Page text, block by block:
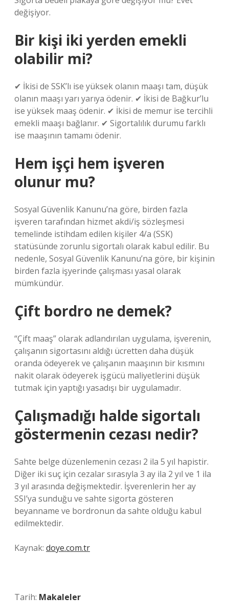
değişiyor.
Bir kişi iki yerden emekli
olabilir mi?
✔ İkisi de SSK’lı ise yüksek olanın maaşı tam, düşük
olanın maaşı yarı yarıya ödenir. ✔ İkisi de Bağkur’lu
ise yüksek maaş ödenir. ✔ İkisi de memur ise tercihli
emekli maaşı bağlanır. ✔ Sigortalılık durumu farklı
ise maaşının tamamı ödenir.
Hem işçi hem işveren
olunur mu?
Sosyal Güvenlik Kanunu’na göre, birden fazla
işveren tarafından hizmet akdi/iş sözleşmesi
temelinde istihdam edilen kişiler 4/a (SSK)
statüsünde zorunlu sigortalı olarak kabul edilir. Bu
nedenle, Sosyal Güvenlik Kanunu’na göre, bir kişinin
birden fazla işyerinde çalışması yasal olarak
mümkündür.
Çift bordro ne demek?
“Çift maaş” olarak adlandırılan uygulama, işverenin,
çalışanın sigortasını aldığı ücretten daha düşük
oranda ödeyerek ve çalışanın maaşının bir kısmını
nakit olarak ödeyerek işgücü maliyetlerini düşük
tutmak için yaptığı yasadışı bir uygulamadır.
Çalışmadığı halde sigortalı
göstermenin cezası nedir?
Sahte belge düzenlemenin cezası 2 ila 5 yıl hapistir.
Diğer iki suç için cezalar sırasıyla 3 ay ila 2 yıl ve 1 ila
3 yıl arasında değişmektedir. İşverenlerin her ay
SSI’ya sunduğu ve sahte sigorta gösteren
beyanname ve bordronun da sahte olduğu kabul
edilmektedir.
Kaynak: doye.com.tr
Tarih: Makaleler